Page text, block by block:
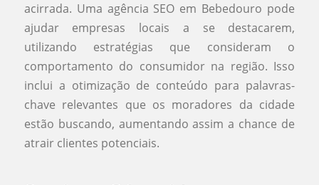
acirrada. Uma agência SEO em Bebedouro pode
ajudar empresas locais a se destacarem,
utilizando estratégias que consideram o
comportamento do consumidor na região. Isso
inclui a otimização de conteúdo para palavras-
chave relevantes que os moradores da cidade
estão buscando, aumentando assim a chance de
atrair clientes potenciais.